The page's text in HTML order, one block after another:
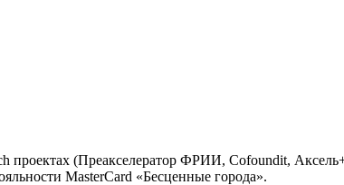
(Преакселератор ФРИИ, Cofoundit,
MasterCard «Бесценные города».